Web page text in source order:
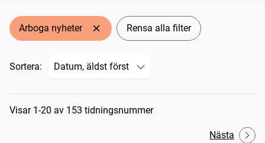
Arboga nyheter Rensa alla filter
Sortera:
Sökresultat
Visar 1-20 av 153 tidningsnummer
Nästa